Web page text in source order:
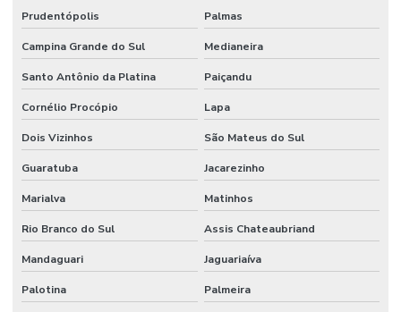
Laudo de vistoria residencial
Laudo de vistoria técnica
Laudo de vistoria técnica predial
Laudo de vistoria técnica residencial
Laudos periciais de engenharia civil
Parecer técnico de vistoria predial
Perícia de construção civil
Prudentópolis Palmas
Campina Grande do Sul Medianeira
Santo Antônio da Platina Paiçandu
Cornélio Procópio Lapa
Dois Vizinhos São Mateus do Sul
Guaratuba Jacarezinho
Marialva Matinhos
Rio Branco do Sul Assis Chateaubriand
Mandaguari Jaguariaíva
Palotina Palmeira